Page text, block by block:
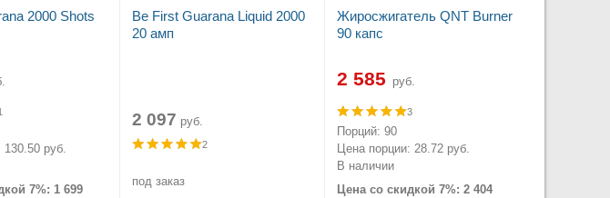
2000 Shots
130.50 руб.
7%: 1 699
Be First Guarana Liquid 2000
20 амп
2 097 руб.
2
под заказ
Жиросжигатель QNT Burner
90 капс
2 585 руб.
3
Порций: 90
Цена порции: 28.72 руб.
В наличии
Цена со скидкой 7%: 2 404